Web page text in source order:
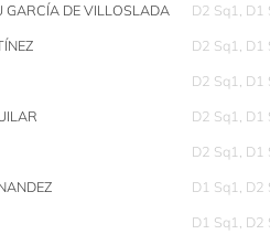
GARCÍA DE VILLOSLADA
D2 Sq1, D1
D2 Sq1, D1
D2 Sq1, D1
D2 Sq1, D1
D2 Sq1, D1
D1 Sq1, D2
D1 Sq1, D2